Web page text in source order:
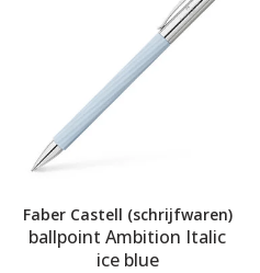
Faber Castell (schrijfwaren)
ballpoint Ambition Italic
ice blue